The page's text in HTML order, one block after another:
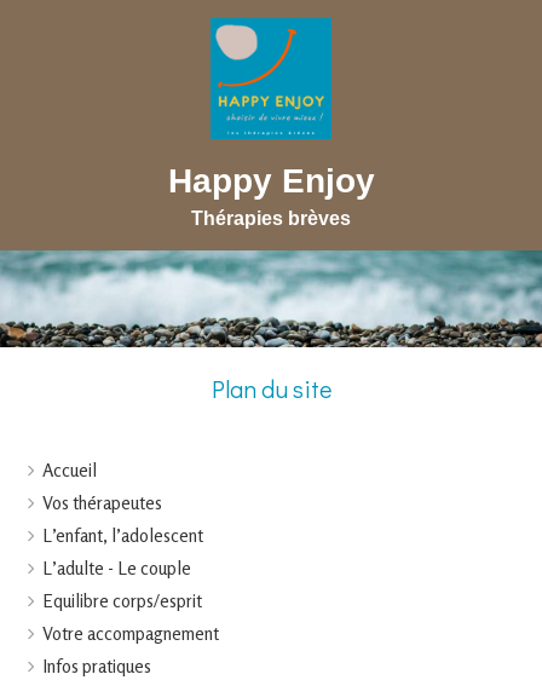
Happy Enjoy
Thérapies brèves
Plan du site
Accueil
Vos thérapeutes
L’enfant, l’adolescent
L’adulte - Le couple
Equilibre corps/esprit
Votre accompagnement
Infos pratiques